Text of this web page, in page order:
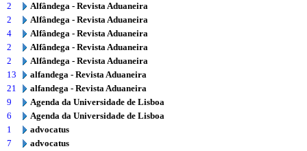
2
Alfândega - Revista Aduaneira
2
Alfândega - Revista Aduaneira
4
Alfândega - Revista Aduaneira
2
Alfândega - Revista Aduaneira
2
Alfândega - Revista Aduaneira
13
alfandega - Revista Aduaneira
21
alfandega - Revista Aduaneira
9
Agenda da Universidade de Lisboa
6
Agenda da Universidade de Lisboa
1
advocatus
7
advocatus